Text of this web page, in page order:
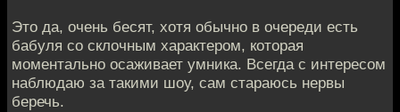
Это да, очень бесят, хотя обычно в очереди есть
бабуля со склочным характером, которая
моментально осаживает умника. Всегда с интересом
наблюдаю за такими шоу, сам стараюсь нервы
беречь.